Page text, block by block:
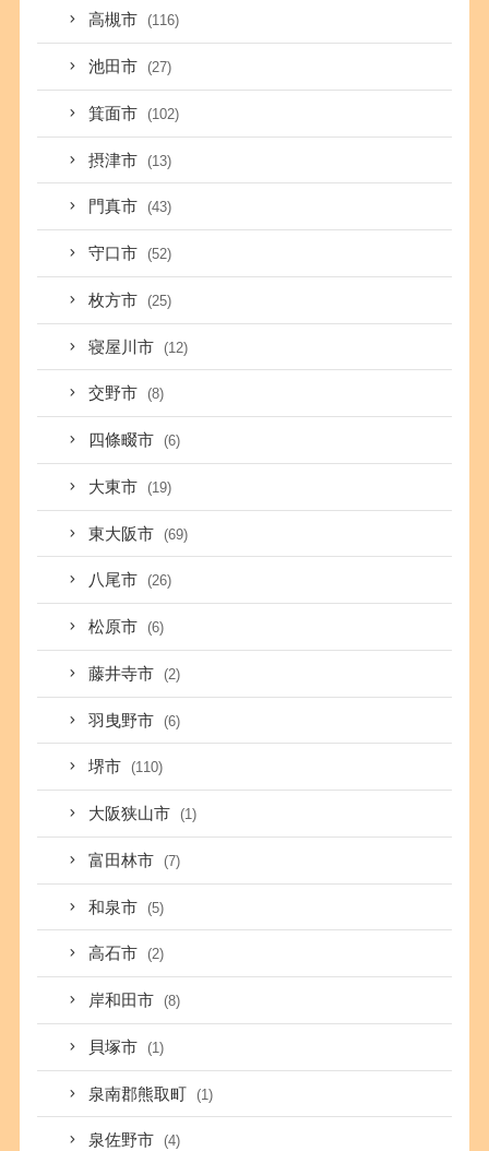
高槻市 (116)
池田市 (27)
箕面市 (102)
摂津市 (13)
門真市 (43)
守口市 (52)
枚方市 (25)
寝屋川市 (12)
交野市 (8)
四條畷市 (6)
大東市 (19)
東大阪市 (69)
八尾市 (26)
松原市 (6)
藤井寺市 (2)
羽曳野市 (6)
堺市 (110)
大阪狭山市 (1)
富田林市 (7)
和泉市 (5)
高石市 (2)
岸和田市 (8)
貝塚市 (1)
泉南郡熊取町 (1)
泉佐野市 (4)